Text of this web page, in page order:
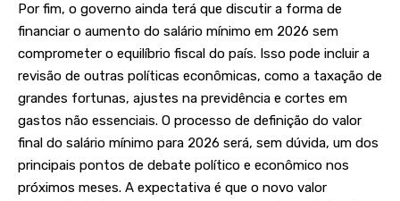
Por fim, o governo ainda terá que discutir a forma de
financiar o aumento do salário mínimo em 2026 sem
comprometer o equilíbrio fiscal do país. Isso pode incluir a
revisão de outras políticas econômicas, como a taxação de
grandes fortunas, ajustes na previdência e cortes em
gastos não essenciais. O processo de definição do valor
final do salário mínimo para 2026 será, sem dúvida, um dos
principais pontos de debate político e econômico nos
próximos meses. A expectativa é que o novo valor